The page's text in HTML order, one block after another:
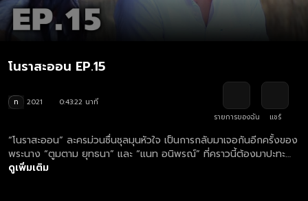
โนราสะออน EP.15
ท 2021
0:43:22 นาที
รายการของฉัน
แชร์
“โนราสะออน” ละครม่วนซื่นชุลมุนหัวใจ เป็นการกลับมาเจอกันอีกครั้งของ
พระนาง “ตูมตาม ยุทธนา” และ “แนท อนิพรณ์” ที่คราวนี้ต้องมาปะทะ
คารมเป็นคู่กัดกันอย่างเผ็ดมันส์!... เมื่อสาวใต้ตาคมแฝงตัวเข้าไปใน
ดูเพิ่มเติม